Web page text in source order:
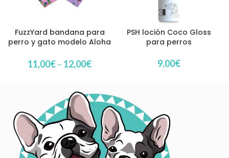
FuzzYard bandana para
perro y gato modelo Aloha
11,00€– 12,00€
PSH loción Coco Gloss
para perros
9,00€